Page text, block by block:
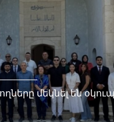
մեկնել են